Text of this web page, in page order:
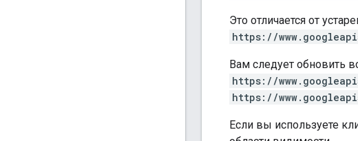
Это отличается от
https://
Вам следует обновить
https://
https://
Если вы используете